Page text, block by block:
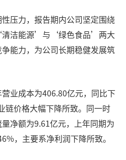
压力，报告期内公司坚定围绕
清洁能源’与‘绿色食品’两大
能力，为公司长期稳健发展筑
业成本为406.80亿元，同比下
链价格大幅下降所致。同一时
净额为9.61亿元，上年同期为
，主要系净利润下降所致。